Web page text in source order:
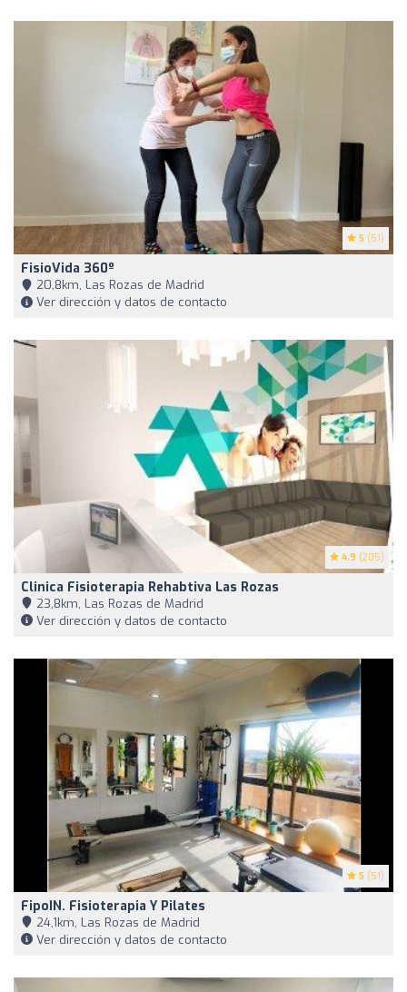
5 (51)
FisioVida 360º
20,8km, Las Rozas de Madrid
Ver dirección y datos de contacto
4.9 (205)
Clinica Fisioterapia Rehabtiva Las Rozas
23,8km, Las Rozas de Madrid
Ver dirección y datos de contacto
5 (51)
FipoIN. Fisioterapia Y Pilates
24,1km, Las Rozas de Madrid
Ver dirección y datos de contacto